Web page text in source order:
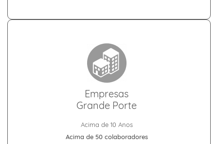
Empresas
Grande Porte
Acima de 10 Anos
Acima de 50 colaboradores